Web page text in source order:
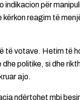
indikacion për
kërkon reagim të
të votave. Hetim të
politike, si dhe
ajo.
ndërtohet mbi